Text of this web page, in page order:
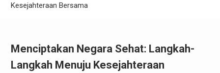
Kesejahteraan Bersama
Menciptakan Negara Sehat: Langkah-
Langkah Menuju Kesejahteraan